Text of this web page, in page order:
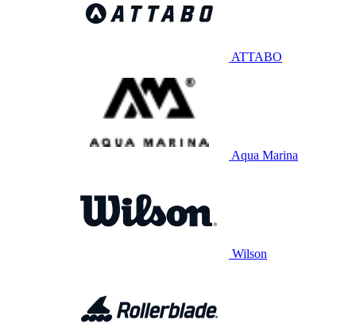
ATTABO
Aqua Marina
Wilson